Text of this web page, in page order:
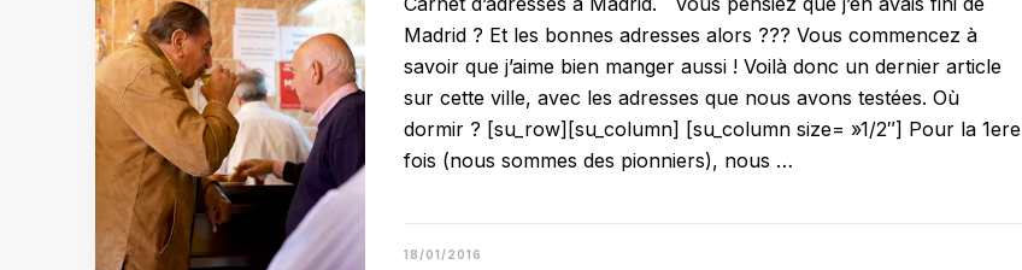
Madrid ? Et les bonnes adresses alors ??? Vous commencez à
savoir que j’aime bien manger aussi ! Voilà donc un dernier article
sur cette ville, avec les adresses que nous avons testées. Où
dormir ? [su_row][su_column] [su_column size= »1/2″] Pour la 1ere
fois (nous sommes des pionniers), nous …
18/01/2016